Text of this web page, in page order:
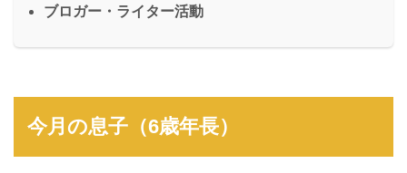
ブロガー・ライター活動
今月の息子（6歳年長）